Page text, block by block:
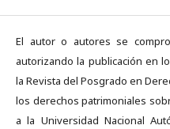
El autor o autores se
autorizando la publicación en
la Revista del Posgrado en
los derechos patrimoniales
a la Universidad Nacional